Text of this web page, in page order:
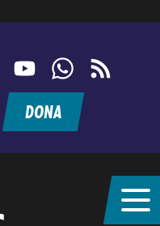
FacebookYouTubeWhatsApp
feed
DONA